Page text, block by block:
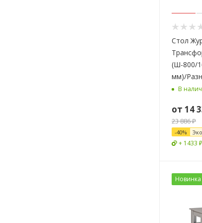
Стол
(Ш-800/
мм)/
В
от 14
23 886 ₽
-40%
+ 1433
Новинка